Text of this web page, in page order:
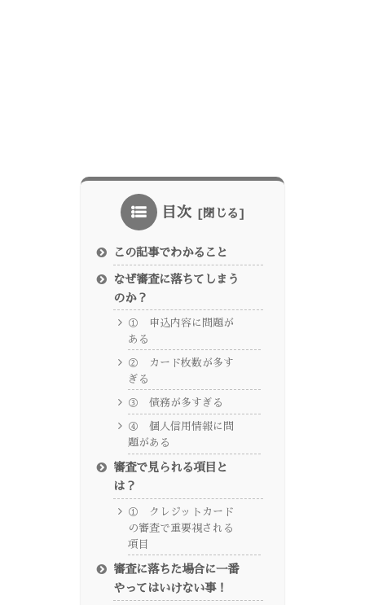
目次
この記事でわかること
なぜ審査に落ちてしまう
のか？
① 申込内容に問題が
ある
② カード枚数が多す
ぎる
③ 債務が多すぎる
④ 個人信用情報に問
題がある
審査で見られる項目と
は？
① クレジットカード
の審査で重要視される
項目
審査に落ちた場合に一番
やってはいけない事！